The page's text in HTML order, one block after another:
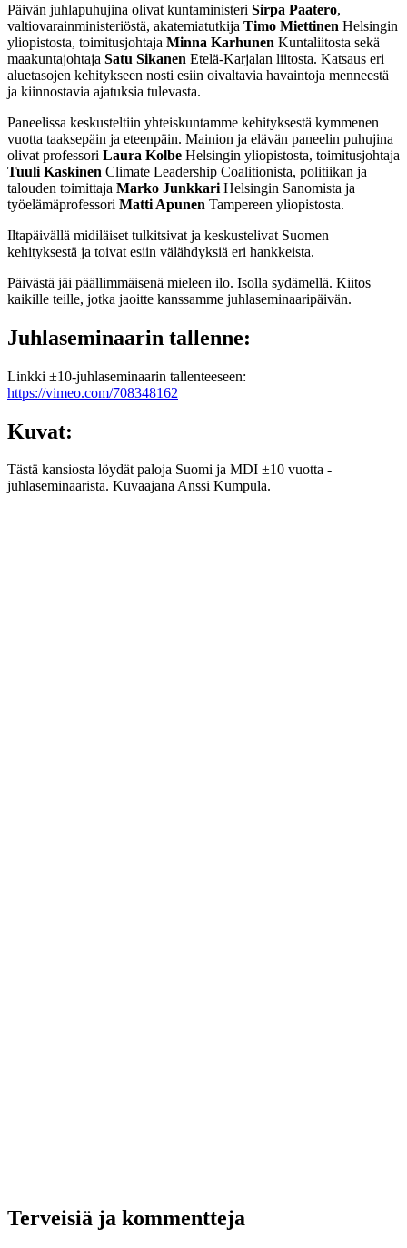
Päivän juhlapuhujina olivat kuntaministeri Sirpa Paatero,
valtiovarainministeriöstä, akatemiatutkija Timo Miettinen Helsingin
yliopistosta, toimitusjohtaja Minna Karhunen Kuntaliitosta sekä
maakuntajohtaja Satu Sikanen Etelä-Karjalan liitosta. Katsaus eri
aluetasojen kehitykseen nosti esiin oivaltavia havaintoja menneestä
ja kiinnostavia ajatuksia tulevasta.
Paneelissa keskusteltiin yhteiskuntamme kehityksestä kymmenen
vuotta taaksepäin ja eteenpäin. Mainion ja elävän paneelin puhujina
olivat professori Laura Kolbe Helsingin yliopistosta, toimitusjohtaja
Tuuli Kaskinen Climate Leadership Coalitionista, politiikan ja
talouden toimittaja Marko Junkkari Helsingin Sanomista ja
työelämäprofessori Matti Apunen Tampereen yliopistosta.
Iltapäivällä midiläiset tulkitsivat ja keskustelivat Suomen
kehityksestä ja toivat esiin välähdyksiä eri hankkeista.
Päivästä jäi päällimmäisenä mieleen ilo. Isolla sydämellä. Kiitos
kaikille teille, jotka jaoitte kanssamme juhlaseminaaripäivän.
Juhlaseminaarin tallenne:
Linkki ±10-juhlaseminaarin tallenteeseen:
https://vimeo.com/708348162
Kuvat:
Tästä kansiosta löydät paloja Suomi ja MDI ±10 vuotta -
juhlaseminaarista. Kuvaajana Anssi Kumpula.
Terveisiä ja kommentteja